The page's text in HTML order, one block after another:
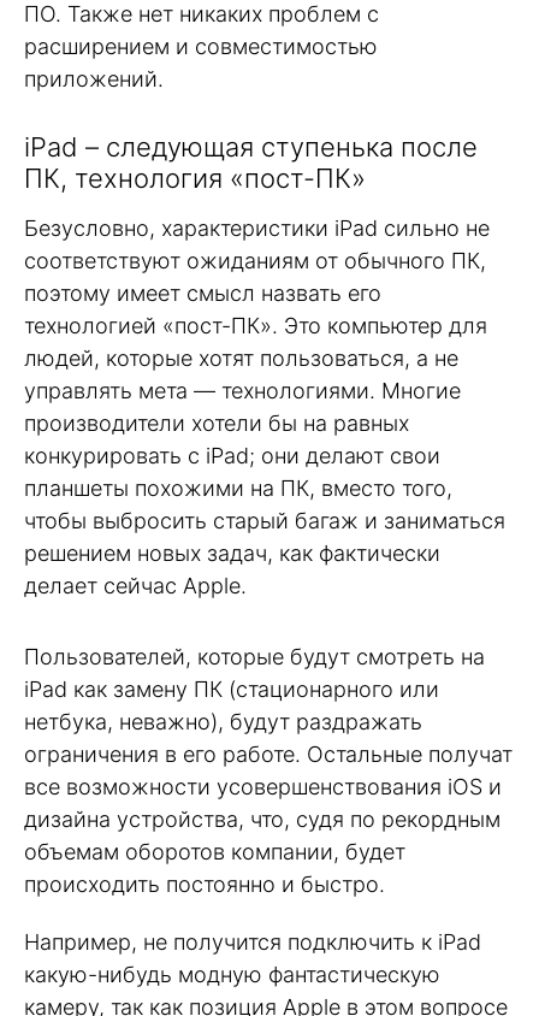
ПО. Также нет никаких проблем с
расширением и совместимостью
приложений.
iPad – следующая ступенька после
ПК, технология «пост-ПК»
Безусловно, характеристики iPad сильно не
соответствуют ожиданиям от обычного ПК,
поэтому имеет смысл назвать его
технологией «пост-ПК». Это компьютер для
людей, которые хотят пользоваться, а не
управлять мета — технологиями. Многие
производители хотели бы на равных
конкурировать с iPad; они делают свои
планшеты похожими на ПК, вместо того,
чтобы выбросить старый багаж и заниматься
решением новых задач, как фактически
делает сейчас Apple.
Пользователей, которые будут смотреть на
iPad как замену ПК (стационарного или
нетбука, неважно), будут раздражать
ограничения в его работе. Остальные получат
все возможности усовершенствования iOS и
дизайна устройства, что, судя по рекордным
объемам оборотов компании, будет
происходить постоянно и быстро.
Например, не получится подключить к iPad
какую-нибудь модную фантастическую
камеру, так как позиция Apple в этом вопросе